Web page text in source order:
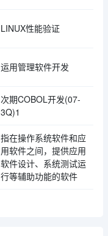
LINUX性能验证
运用管理软件开发
次期COBOL开发(07-
3Q)1
指在操作系统软件和应
用软件之间，提供应用
软件设计、系统测试运
行等辅助功能的软件